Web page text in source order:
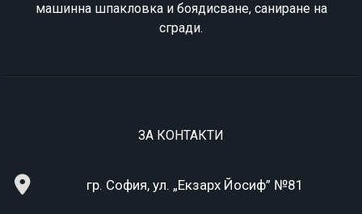
машинна шпакловка и боядисване, саниране на
сгради.
ЗА КОНТАКТИ
гр. София, ул. „Екзарх Йосиф” №81